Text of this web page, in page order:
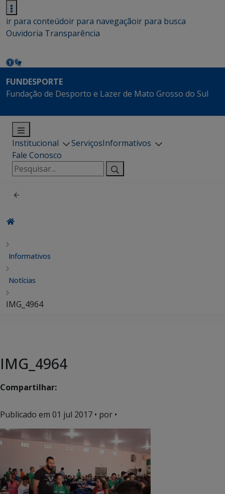
ir para conteúdoir para navegaçãoir para busca
Ouvidoria Transparência
FUNDESPORTE
Fundação de Desporto e Lazer de Mato Grosso do Sul
Institucional ServiçosInformativos
Fale Conosco
Pesquisar
por:
Informativos
Notícias
IMG_4964
IMG_4964
Compartilhar:
Publicado em 01 jul 2017 • por •